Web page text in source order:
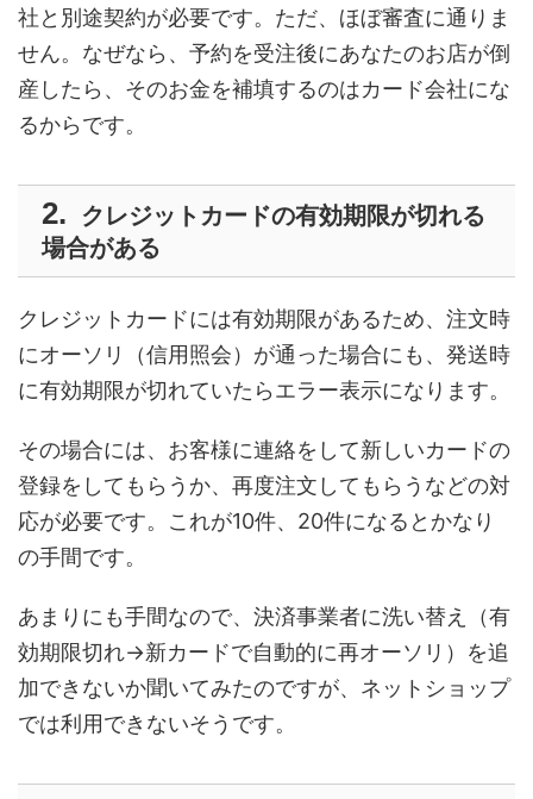
社と別途契約が必要です。ただ、ほぼ審査に通りま
せん。なぜなら、予約を受注後にあなたのお店が倒
産したら、そのお金を補填するのはカード会社にな
るからです。
クレジットカードの有効期限が切れる
場合がある
クレジットカードには有効期限があるため、注文時
にオーソリ（信用照会）が通った場合にも、発送時
に有効期限が切れていたらエラー表示になります。
その場合には、お客様に連絡をして新しいカードの
登録をしてもらうか、再度注文してもらうなどの対
応が必要です。これが10件、20件になるとかなり
の手間です。
あまりにも手間なので、決済事業者に洗い替え（有
効期限切れ→新カードで自動的に再オーソリ）を追
加できないか聞いてみたのですが、ネットショップ
では利用できないそうです。